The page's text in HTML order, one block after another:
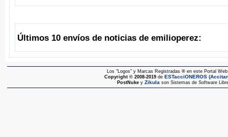
Últimos 10 envíos de noticias de emilioperez:
Los "Logos" y Marcas Registradas ®en este Portal Web
Copyright © 2008-2019de ESTacciONEROS
PostNukey Zikulason Sistemas de Software